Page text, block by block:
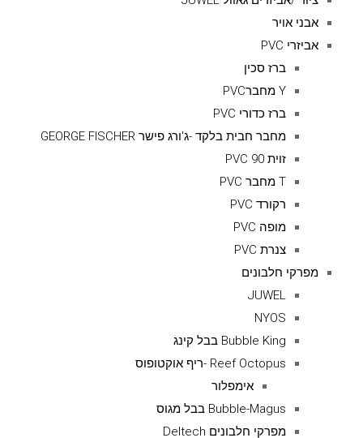
אבני אויר
אביזרי PVC
ברז סכין
Y מחברPVC
ברז כדורי PVC
מחבר חבית בלקד -ג'ורג פישר GEORGE FISCHER
זוית 90 PVC
T מחבר PVC
רקורד PVC
מופה PVC
צנרת PVC
מפרקי חלבונים
JUWEL
NYOS
Bubble King בבל קינג
Reef Octopus -ריף אוקטופוס
אימפלור
Bubble-Magus בבל מגוס
מפרקי חלבונים Deltech